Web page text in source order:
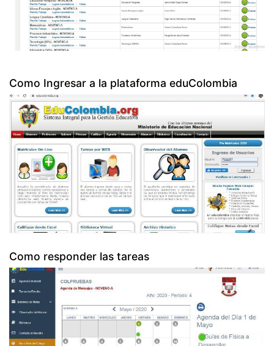
Como Ingresar a la plataforma eduColombia
Como responder las tareas